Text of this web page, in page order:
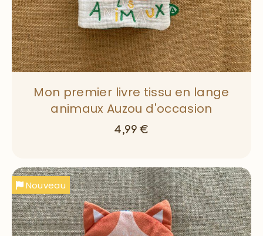
Mon premier livre tissu en lange
animaux Auzou d'occasion
4,99 €
Nouveau